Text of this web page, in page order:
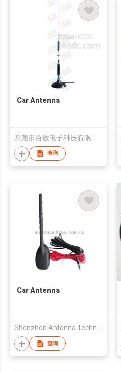
Car Antenna
查询
Car Antenna
Shenzhen Antenna Technology Co Ltd
查询